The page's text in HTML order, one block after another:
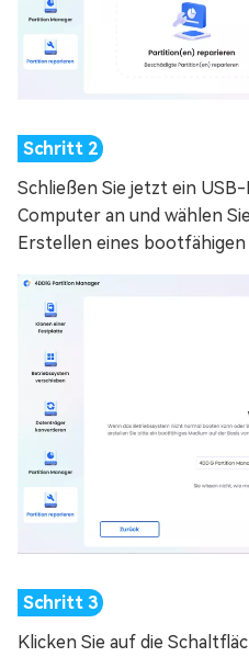
Schließen Sie jetzt ein
Computer an und wählen
Erstellen eines bootfähigen
Klicken Sie auf die